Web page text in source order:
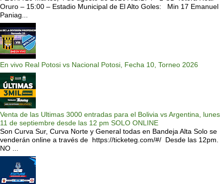
Oruro – 15:00 – Estadio Municipal de El Alto Goles: Min 17 Emanuel
Paniag...
En vivo Real Potosi vs Nacional Potosi, Fecha 10, Torneo 2026
Venta de las Ultimas 3000 entradas para el Bolivia vs Argentina, lunes
11 de septiembre desde las 12 pm SOLO ONLINE
Son Curva Sur, Curva Norte y General todas en Bandeja Alta Solo se
venderán online a través de https://ticketeg.com/#/ Desde las 12pm.
NO ...